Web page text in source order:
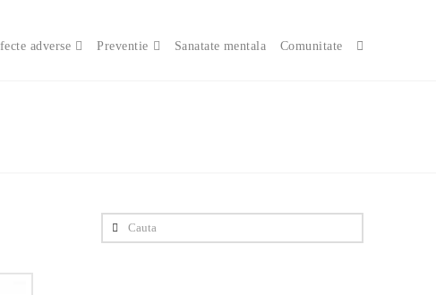
adverse Preventie Sanatate mentala Comunitate
Cauta